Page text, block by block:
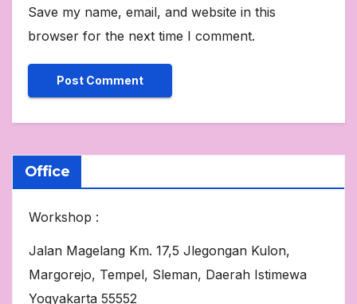
Save my name, email, and website in this
browser for the next time I comment.
Office
Workshop :
Jalan Magelang Km. 17,5 Jlegongan Kulon,
Margorejo, Tempel, Sleman, Daerah Istimewa
Yogyakarta 55552